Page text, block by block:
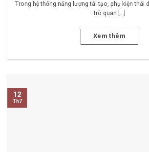
Trong hệ thống năng lượng tái tạo, phụ kiện thái
trò quan [...]
Xem thêm
12
Th7